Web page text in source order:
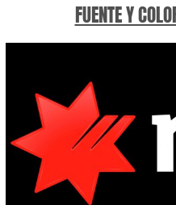
FUENTE Y